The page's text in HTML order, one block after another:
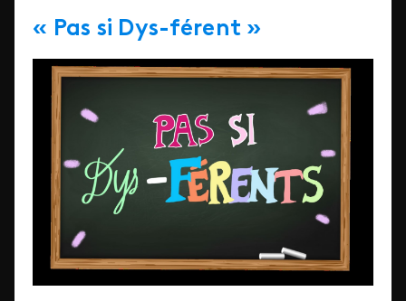
« Pas si Dys-férent »